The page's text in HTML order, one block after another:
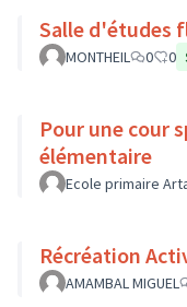
Salle d'études
MONTHEIL 0 0
Pour une cour
élémentaire
Ecole primaire
Récréation
AMAMBAL MIGUEL